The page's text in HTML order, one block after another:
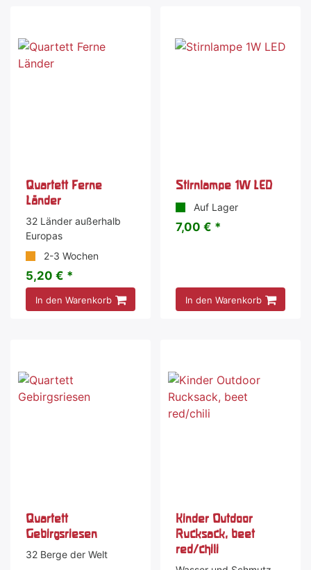
Quartett Ferne
Länder
32 Länder außerhalb
Europas
2-3 Wochen
5,20 € *
In den Warenkorb
Stirnlampe 1W LED
Auf Lager
7,00 € *
In den Warenkorb
Quartett
Gebirgsriesen
32 Berge der Welt
Kinder Outdoor
Rucksack, beet
red/chili